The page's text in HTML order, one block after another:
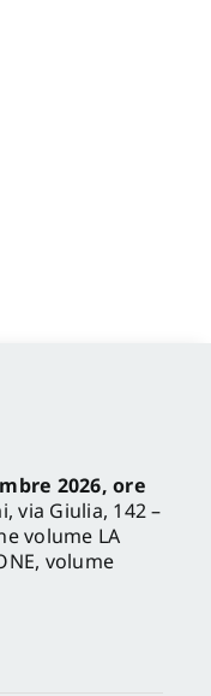
2026, ore
via Giulia, 142 –
volume LA
volume